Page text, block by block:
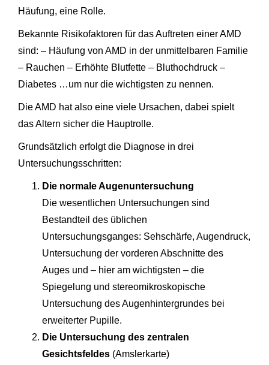
Häufung, eine Rolle.
Bekannte Risikofaktoren für das Auftreten einer AMD
sind: – Häufung von AMD in der unmittelbaren Familie
– Rauchen – Erhöhte Blutfette – Bluthochdruck –
Diabetes …um nur die wichtigsten zu nennen.
Die AMD hat also eine viele Ursachen, dabei spielt
das Altern sicher die Hauptrolle.
Grundsätzlich erfolgt die Diagnose in drei
Untersuchungsschritten:
Die normale Augenuntersuchung
Die wesentlichen Untersuchungen sind
Bestandteil des üblichen
Untersuchungsganges: Sehschärfe, Augendruck,
Untersuchung der vorderen Abschnitte des
Auges und – hier am wichtigsten – die
Spiegelung und stereomikroskopische
Untersuchung des Augenhintergrundes bei
erweiterter Pupille.
Die Untersuchung des zentralen
Gesichtsfeldes (Amslerkarte)